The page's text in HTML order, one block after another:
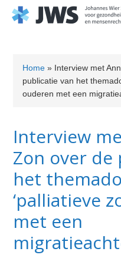
primary
navigation
content
primary
sidebar
footer
Home » Interview met
publicatie van het
ouderen met een
Interview
Zon over de
het
‘palliatieve
met een